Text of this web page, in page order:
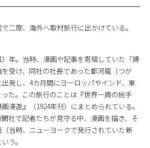
二度、海外へ取材旅行に出かけている。
）年。当時、漫画や記事を寄稿していた「婦
受け、同社の社長であった都河龍（つが
発し、4カ月間にヨーロッパやインド、東
た。この旅行のことは『世界一周の絵手
漫遊』（1924年刊）にまとめられている。
社で記者たちが見守る中、漫画を描き、そ
当時、ニューヨークで発行されていた新
う。